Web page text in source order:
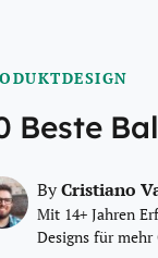
Beste
ByCristiano
Mit 14+ Jahren
Designs für mehr